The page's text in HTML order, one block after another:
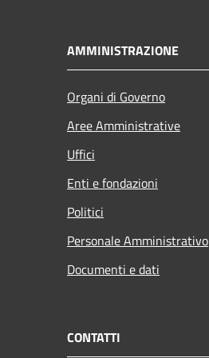
AMMINISTRAZIONE
Organi di Governo
Aree Amministrative
Uffici
Enti e fondazioni
Politici
Personale Amministrativo
Documenti e dati
CONTATTI